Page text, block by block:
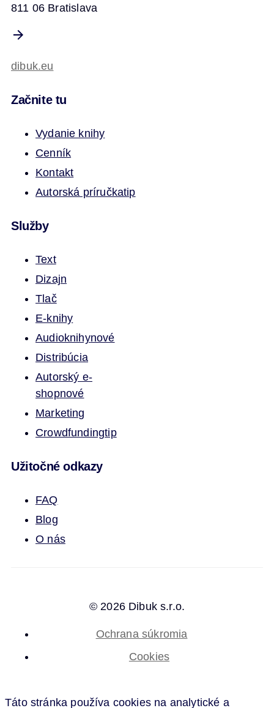
811 06 Bratislava
dibuk.eu
Začnite tu
Vydanie knihy
Cenník
Kontakt
Autorská príručkatip
Služby
Text
Dizajn
Tlač
E-knihy
Audioknihynové
Distribúcia
Autorský e-
shopnové
Marketing
Crowdfundingtip
Užitočné odkazy
FAQ
Blog
O nás
© 2026 Dibuk s.r.o.
Ochrana súkromia
Cookies
Táto stránka používa cookies na analytické a